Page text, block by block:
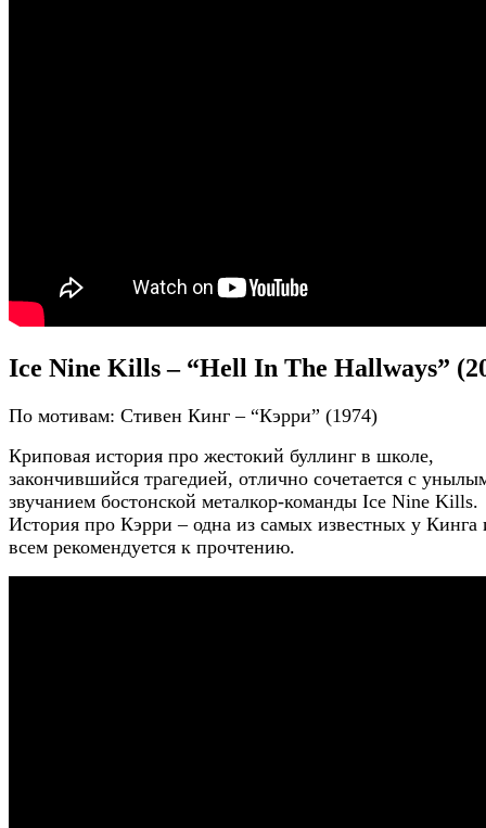
Ice Nine Kills – “Hell In The Hallways”
По мотивам: Стивен Кинг – “Кэрри” (1974)
Криповая история про жестокий буллинг в школе,
закончившийся трагедией, отлично сочетается с
звучанием бостонской металкор-команды Ice Nine Kills.
История про Кэрри – одна из самых известных у Кинга
всем рекомендуется к прочтению.